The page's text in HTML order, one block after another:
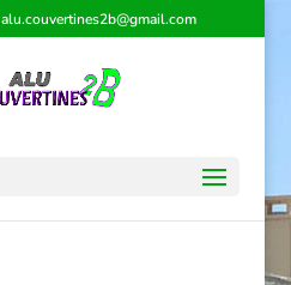
alu.couvertines2b@gmail.com